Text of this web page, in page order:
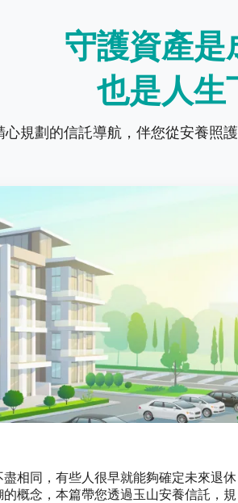
守護資產是
也是人生
心規劃的信託導航，伴您從安養照
相同，有些人很早就能夠確定未來退休
概念，本篇帶您透過玉山安養信託，規